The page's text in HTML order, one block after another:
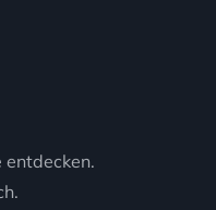
entdecken.